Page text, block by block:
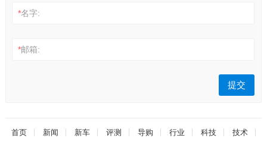
*名字:
*邮箱:
首页 新闻 新车 评测 导购 行业 科技 技术